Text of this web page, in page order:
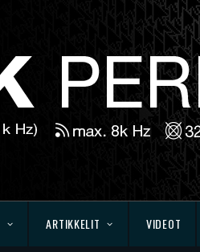
ARTIKKELIT VIDEOT